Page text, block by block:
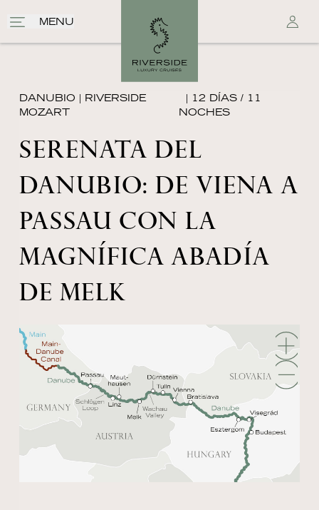
MENU
DANUBIO | RIVERSIDE
MOZART
| 12 DÍAS / 11
NOCHES
SERENATA DEL
DANUBIO: DE VIENA A
PASSAU CON LA
MAGNÍFICA ABADÍA
DE MELK